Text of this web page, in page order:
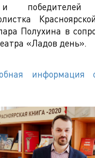
победителей
Полухина в
«Ладов день».
информация